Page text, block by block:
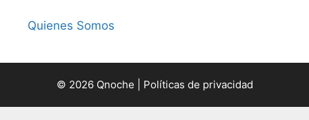
Quienes Somos
© 2026 Qnoche | Políticas de privacidad